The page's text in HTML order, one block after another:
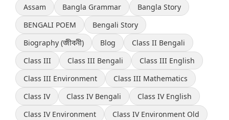
Assam
Bangla Grammar
Bangla Story
BENGALI POEM
Bengali Story
Biography (জীবনী)
Blog
Class II Bengali
Class III
Class III Bengali
Class III English
Class III Environment
Class III Mathematics
Class IV
Class IV Bengali
Class IV English
Class IV Environment
Class IV Environment Old